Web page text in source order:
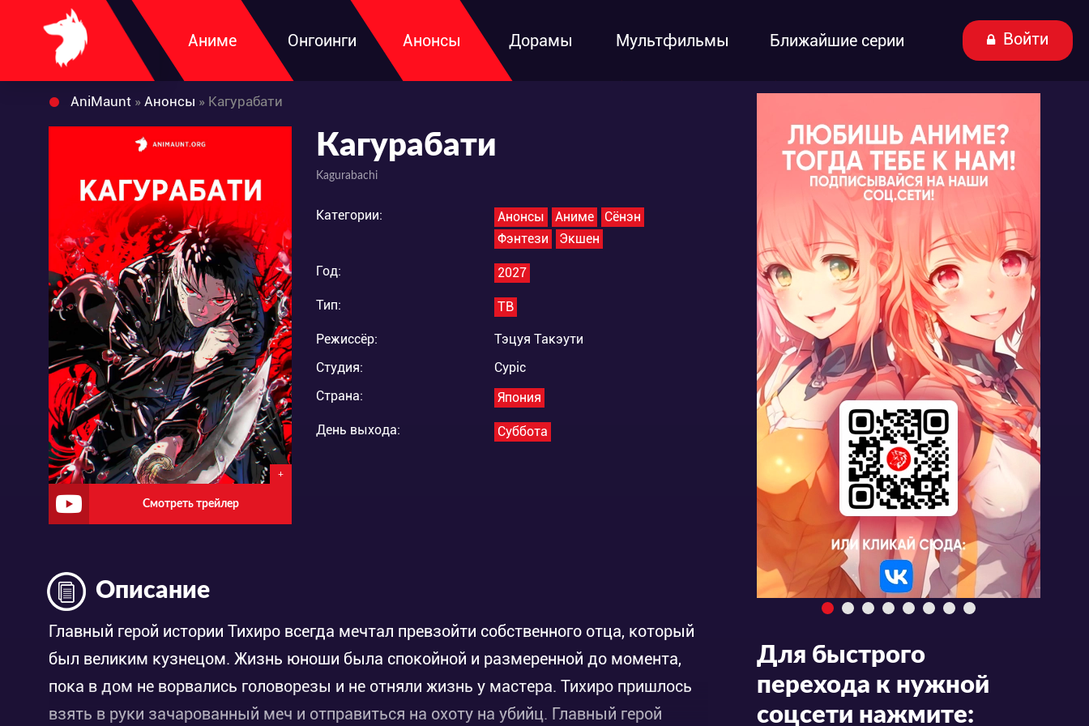
Аниме Онгоинги Анонсы Дорамы Мультфильмы Ближайшие серии Войти
AniMaunt » Анонсы » Кагурабати
+
Смотреть трейлер
Кагурабати
Kagurabachi
Категории: Анонсы Аниме
Сёнэн
Фэнтези
Экшен
Год: 2027
Тип: ТВ
Режиссёр:
Тэцуя Такэути
Студия:
Cypic
Страна:
Япония
День выхода: Суббота
Описание
Главный герой истории Тихиро всегда мечтал превзойти собственного отца, который
был великим кузнецом. Жизнь юноши была спокойной и размеренной до момента,
пока в дом не ворвались головорезы и не отняли жизнь у мастера. Тихиро пришлось
взять в руки зачарованный меч и отправиться на охоту на убийц. Главный герой
Для быстрого
перехода к нужной
соцсети нажмите: